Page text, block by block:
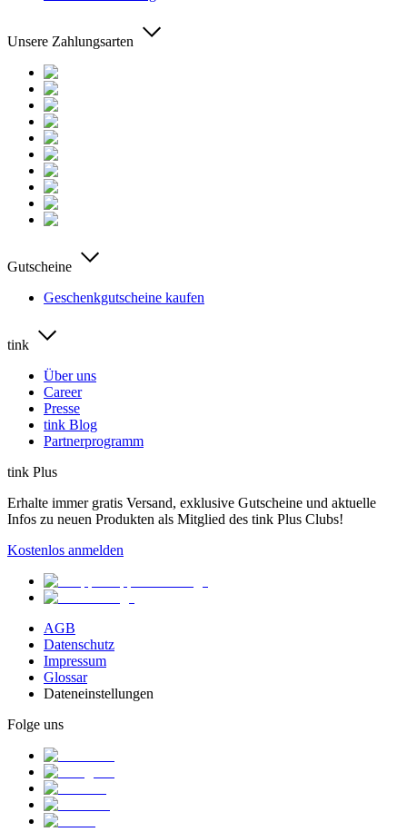
Unsere Zahlungsarten
Gutscheine
Geschenkgutscheine kaufen
tink
Über uns
Career
Presse
tink Blog
Partnerprogramm
tink Plus
Erhalte immer gratis Versand, exklusive Gutscheine und aktuelle
Infos zu neuen Produkten als Mitglied des tink Plus Clubs!
Kostenlos anmelden
AGB
Datenschutz
Impressum
Glossar
Dateneinstellungen
Folge uns